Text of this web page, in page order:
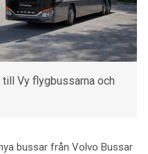
Vy flygbussarna och
bussar från Volvo Bussar